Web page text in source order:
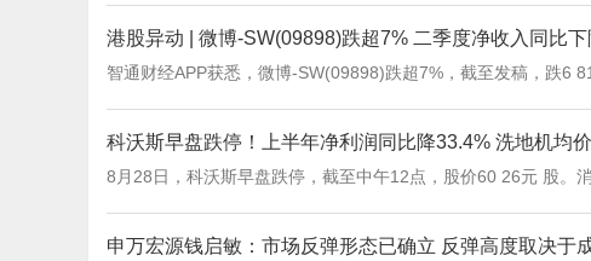
港股异动 | 微博-SW(09898)跌超7% 二季度净收入同比
智通财经APP获悉，微博-SW(09898)跌超7%，截至发稿，跌6
科沃斯早盘跌停！上半年净利润同比降33.4% 洗地机均
8月28日，科沃斯早盘跌停，截至中午12点，股价60 26元 股。
申万宏源钱启敏：市场反弹形态已确立 反弹高度取决于